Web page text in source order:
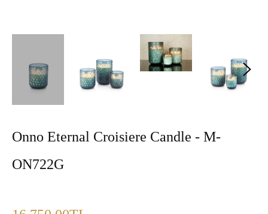
Onno Eternal Croisiere Candle - M-
ON722G
Fiyat